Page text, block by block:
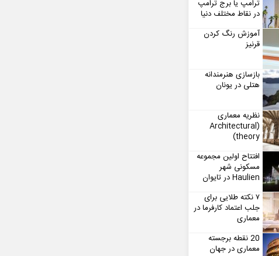
ترامپ یا برج ترامپ
در نقاط مختلف دنیا
آموزش رنگ کردن
قرنیز
بازسازی هنرمندانه
هتلی در یونان
نظریه معماری
(Architectural
theory)
افتتاح اولین مجموعه
مسکونی شهر
Haulien در تایوان
۷ نکته طلایی برای
جلب اعتماد کارفرما در
معماری
20 نقطه برجسته
معماری در جهان